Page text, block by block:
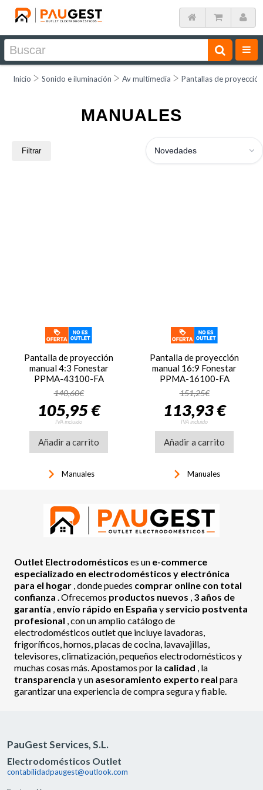
Inicio Sonido e iluminación Av multimedia Pantallas de proyección
MANUALES
Filtrar Novedades
Pantalla de proyección
manual 4:3 Fonestar
PPMA-43100-FA
140,60€
105,95 €
IVA incluido
Añadir a carrito
keyboard_arrow_right Manuales
Pantalla de proyección
manual 16:9 Fonestar
PPMA-16100-FA
151,25€
113,93 €
IVA incluido
Añadir a carrito
keyboard_arrow_right Manuales
Outlet Electrodomésticos es un e-commerce
especializado en electrodomésticos y electrónica
para el hogar , donde puedes comprar online con total
confianza . Ofrecemos productos nuevos , 3 años de
garantía , envío rápido en España y servicio postventa
profesional , con un amplio catálogo de
electrodomésticos outlet que incluye lavadoras,
frigoríficos, hornos, placas de cocina, lavavajillas,
televisores, climatización, pequeños electrodomésticos y
muchas cosas más. Apostamos por la calidad , la
transparencia y un asesoramiento experto real para
garantizar una experiencia de compra segura y fiable.
PauGest Services, S.L.
Electrodomésticos Outlet
contabilidadpaugest@outlook.com